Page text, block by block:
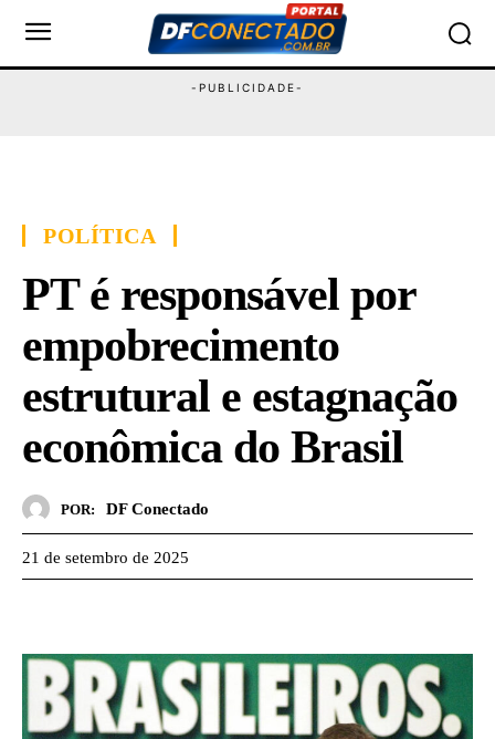
POLÍTICA
PT é responsável por
empobrecimento
estrutural e estagnação
econômica do Brasil
POR: DF Conectado
21 de setembro de 2025